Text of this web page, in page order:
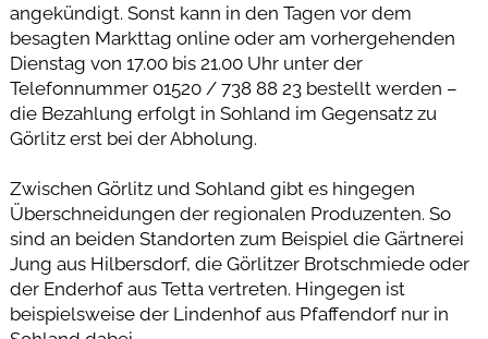
angekündigt. Sonst kann in den Tagen vor dem
besagten Markttag online oder am vorhergehenden
Dienstag von 17.00 bis 21.00 Uhr unter der
Telefonnummer 01520 / 738 88 23 bestellt werden –
die Bezahlung erfolgt in Sohland im Gegensatz zu
Görlitz erst bei der Abholung.
Zwischen Görlitz und Sohland gibt es hingegen
Überschneidungen der regionalen Produzenten. So
sind an beiden Standorten zum Beispiel die Gärtnerei
Jung aus Hilbersdorf, die Görlitzer Brotschmiede oder
der Enderhof aus Tetta vertreten. Hingegen ist
beispielsweise der Lindenhof aus Pfaffendorf nur in